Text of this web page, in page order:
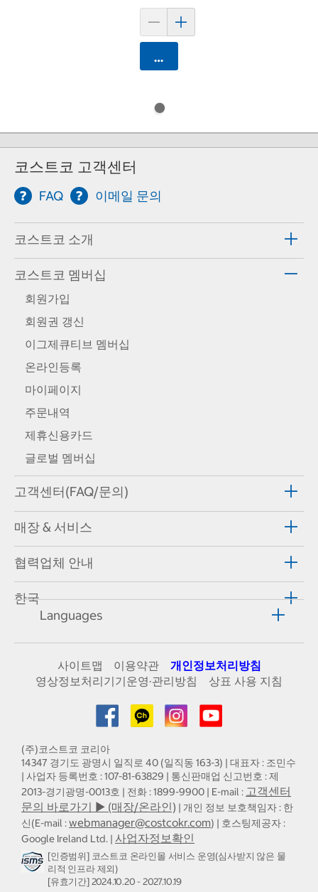
카트에 담기
코스트코 고객센터
FAQ 이메일 문의
코스트코 소개
코스트코 멤버십
회원가입
회원권 갱신
이그제큐티브 멤버십
온라인등록
마이페이지
주문내역
제휴신용카드
글로벌 멤버십
고객센터(FAQ/문의)
매장 & 서비스
협력업체 안내
한국
Languages
사이트맵 이용약관
개인정보처리방침
영상정보처리기기운영·관리방침
상표 사용 지침
(주)코스트코 코리아
14347 경기도 광명시 일직로 40 (일직동 163-3) | 대표자 : 조민수
| 사업자 등록번호 : 107-81-63829 | 통신판매업 신고번호 : 제
2013-경기광명-0013호 | 전화 : 1899-9900 | E-mail : 고객센터
문의 바로가기 ▶ (매장/온라인) | 개인 정보 보호책임자 : 한
신(E-mail :webmanager@costcokr.com) | 호스팅제공자 :
Google Ireland Ltd. | 사업자정보확인
[인증범위] 코스트코 온라인몰 서비스 운영(심사받지 않은 물
리적 인프라 제외)
[유효기간] 2024.10.20 - 2027.10.19